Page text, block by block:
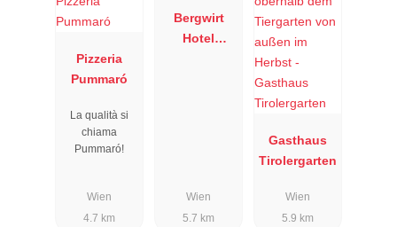
Pizzeria
Pummaró
La qualità si
chiama
Pummaró!
Wien
4.7 km
Bergwirt
Hotel
Wien
5.7 km
Gasthaus
Tirolergarten
Wien
5.9 km